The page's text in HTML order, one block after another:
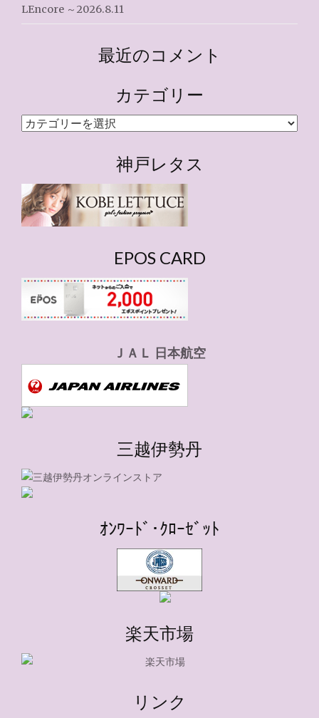
LEncore ～2026.8.11
最近のコメント
カテゴリー
カ
ー
神戸レタス
EPOS CARD
ＪＡＬ 日本航空
三越伊勢丹
ｵﾝﾜｰﾄﾞ･ｸﾛｰｾﾞｯﾄ
楽天市場
リンク